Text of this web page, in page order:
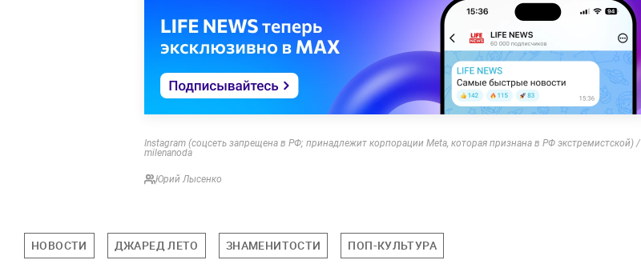
Instagram (соцсеть запрещена в РФ; принадлежит корпорации Meta, которая признана в РФ экстремистской) /
milenanoda
Юрий Лысенко
НОВОСТИ ДЖАРЕД ЛЕТО ЗНАМЕНИТОСТИ ПОП-КУЛЬТУРА